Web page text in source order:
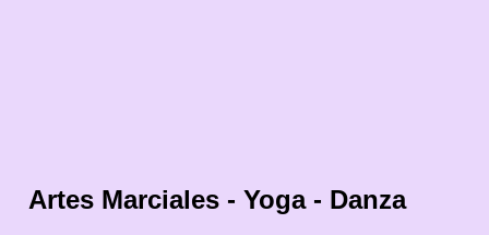
Artes Marciales - Yoga - Danza